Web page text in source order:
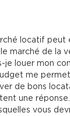
locatif peut
marché de la
je louer mon
me
de bons
une réponse.
vous